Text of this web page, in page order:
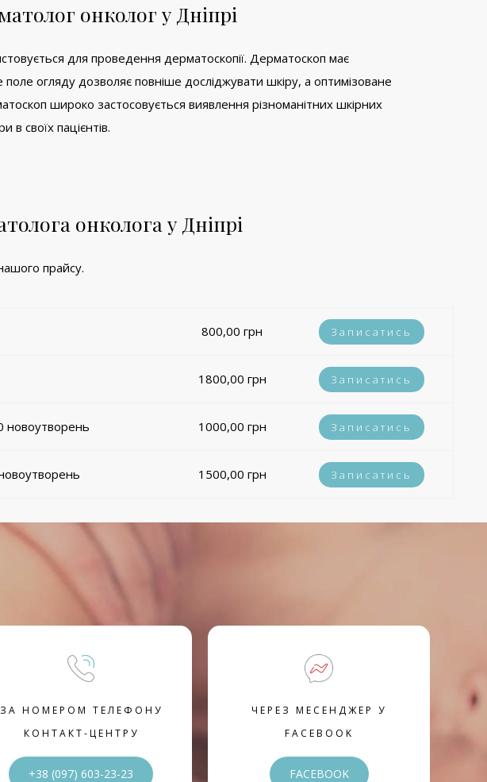
онколог у Дніпрі
для проведення дерматоскопії. Дерматоскоп має
огляду дозволяє повніше досліджувати шкіру, а оптимізоване
широко застосовується виявлення різноманітних шкірних
своїх пацієнтів.
онколога у Дніпрі
прайсу.
800,00 грн Записатись
1800,00 грн Записатись
новоутворень 1000,00 грн Записатись
1500,00 грн Записатись
ЗА НОМЕРОМ ТЕЛЕФОНУ
КОНТАКТ-ЦЕНТРУ
+38 (097) 603-23-23
ЧЕРЕЗ МЕСЕНДЖЕР У
FACEBOOK
FACEBOOK